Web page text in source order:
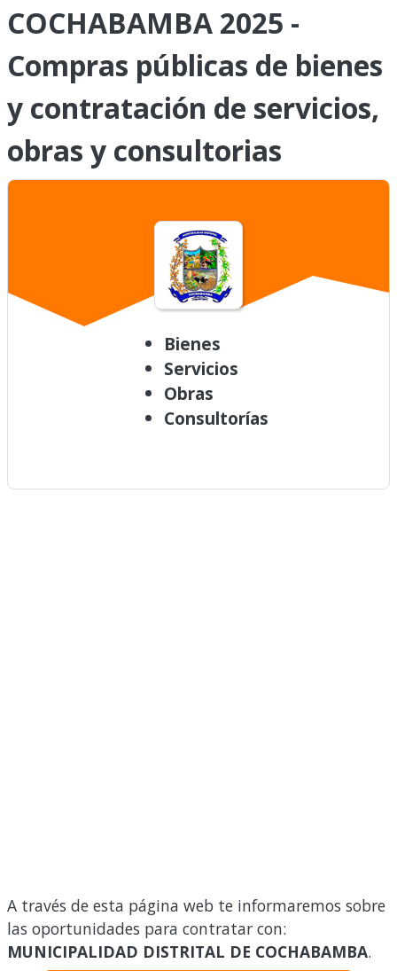
COCHABAMBA 2025 -
Compras públicas de bienes
y contratación de servicios,
obras y consultorias
Bienes
Servicios
Obras
Consultorías
A través de esta página web te informaremos sobre
las oportunidades para contratar con:
MUNICIPALIDAD DISTRITAL DE COCHABAMBA.